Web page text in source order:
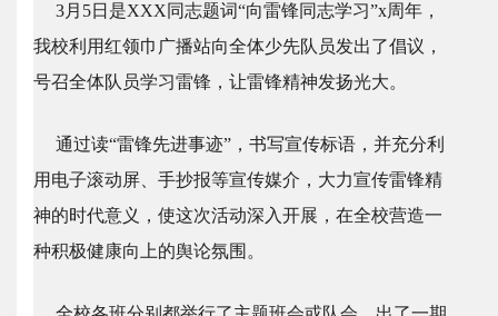
3月5日是XXX同志题词“向雷锋同志学习”x周年，
我校利用红领巾广播站向全体少先队员发出了倡议，
号召全体队员学习雷锋，让雷锋精神发扬光大。
通过读“雷锋先进事迹”，书写宣传标语，并充分利
用电子滚动屏、手抄报等宣传媒介，大力宣传雷锋精
神的时代意义，使这次活动深入开展，在全校营造一
种积极健康向上的舆论氛围。